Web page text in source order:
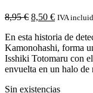
8,95€ 8,50 € IVA
En esta historia de
Kamonohashi, forma
Isshiki Totomaru con
envuelta en un halo
Sin existencias